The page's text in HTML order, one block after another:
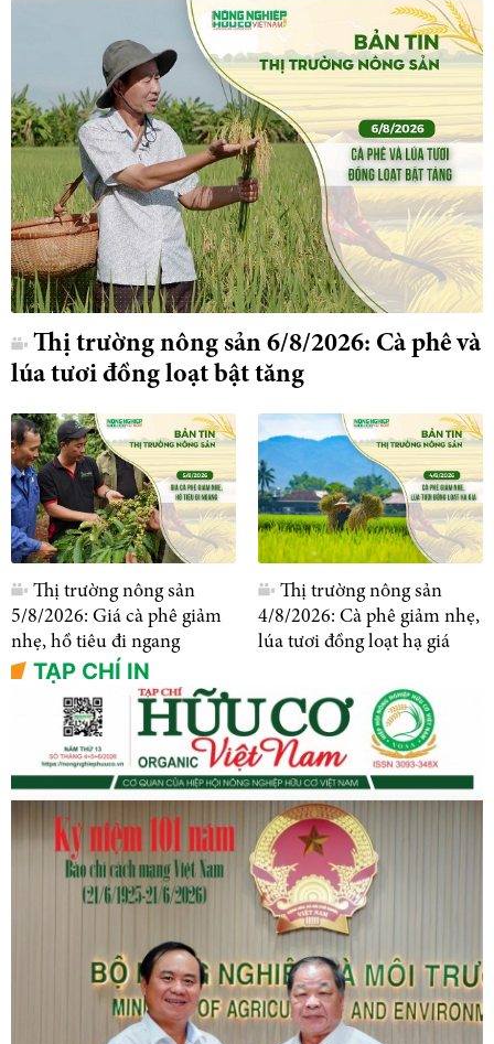
Thị trường nông sản 6/8/2026: Cà phê và
lúa tươi đồng loạt bật tăng
Thị trường nông sản
5/8/2026: Giá cà phê giảm
nhẹ, hồ tiêu đi ngang
Thị trường nông sản
4/8/2026: Cà phê giảm nhẹ,
lúa tươi đồng loạt hạ giá
TẠP CHÍ IN